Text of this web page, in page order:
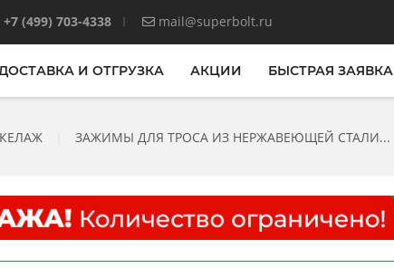
+7 (499) 703-4338 mail@superbolt.ru
И ОТГРУЗКА АКЦИИ БЫСТРАЯ ЗАЯВКА
ЗАЖИМЫ ДЛЯ ТРОСА ИЗ НЕРЖАВЕЮЩЕЙ СТАЛИ...